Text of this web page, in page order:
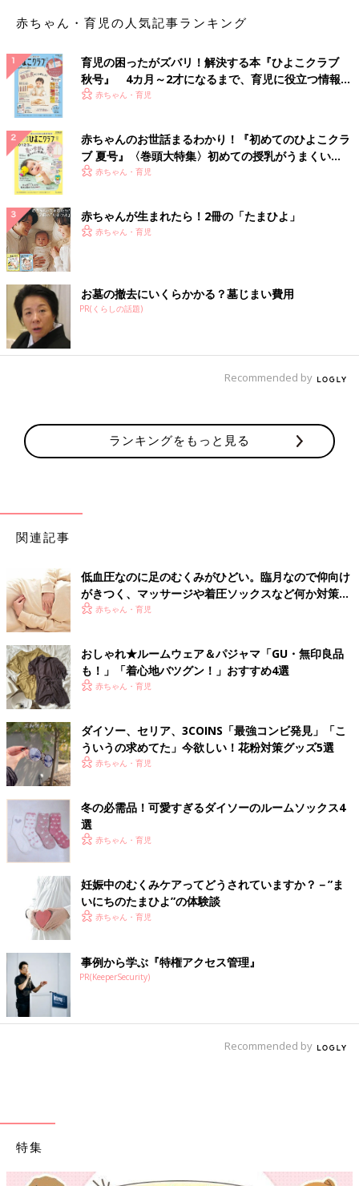
赤ちゃん・育児の人気記事ランキング
育児の困ったがズバリ！解決する本『ひよこクラブ
秋号』 4カ月～2才になるまで、育児に役立つ情報が
いっぱい！
赤ちゃん・育児
赤ちゃんのお世話まるわかり！『初めてのひよこクラ
ブ 夏号』〈巻頭大特集〉初めての授乳がうまくい
く！ おっぱい・ミルクの基本と夏のトラブル 解決テ
赤ちゃん・育児
赤ちゃんが生まれたら！2冊の「たまひよ」
赤ちゃん・育児
お墓の撤去にいくらかかる？墓じまい費用
PR(くらしの話題)
Recommended by
ランキングをもっと見る
関連記事
低血圧なのに足のむくみがひどい。臨月なので仰向け
がきつく、マッサージや着圧ソックスなど何か対策さ
れている方いますか？－”まいにちのたまひよ”の体験
赤ちゃん・育児
おしゃれ★ルームウェア＆パジャマ「GU・無印良品
も！」「着心地バツグン！」おすすめ4選
赤ちゃん・育児
ダイソー、セリア、3COINS「最強コンビ発見」「こ
ういうの求めてた」今欲しい！花粉対策グッズ5選
赤ちゃん・育児
冬の必需品！可愛すぎるダイソーのルームソックス4
選
赤ちゃん・育児
妊娠中のむくみケアってどうされていますか？－”ま
いにちのたまひよ”の体験談
赤ちゃん・育児
事例から学ぶ『特権アクセス管理』
PR(KeeperSecurity)
Recommended by
特集